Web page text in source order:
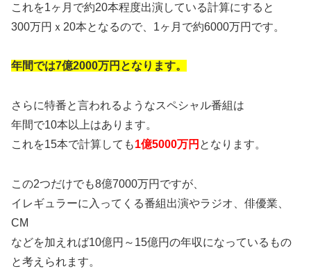
これを1ヶ月で約20本程度出演している計算にすると
300万円ｘ20本となるので、1ヶ月で約6000万円です。
年間では7億2000万円となります。
さらに特番と言われるようなスペシャル番組は
年間で10本以上はあります。
これを15本で計算しても1億5000万円 となります。
この2つだけでも8億7000万円ですが、
イレギュラーに入ってくる番組出演やラジオ、俳優業、
CM
などを加えれば10億円～15億円の年収になっているもの
と考えられます。